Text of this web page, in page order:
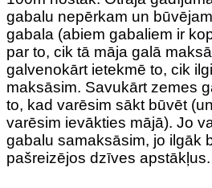
gabalu nepērkam un
gabala (abiem gabaliem ir
par to, cik tā māja galā
galvenokārt ietekmē to, cik
maksāsim. Savukārt zemes
to, kad varēsim sākt būvēt
varēsim ievākties mājā). Jo
gabalu samaksāsim, jo ilgāk
pašreizējos dzīves apstākļus.